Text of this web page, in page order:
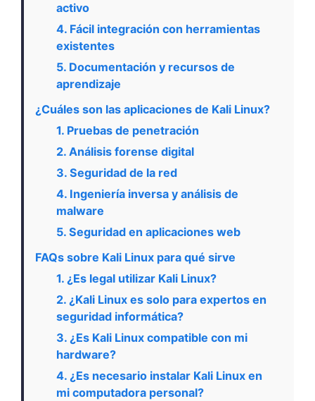
activo
4. Fácil integración con herramientas
existentes
5. Documentación y recursos de
aprendizaje
¿Cuáles son las aplicaciones de Kali Linux?
1. Pruebas de penetración
2. Análisis forense digital
3. Seguridad de la red
4. Ingeniería inversa y análisis de
malware
5. Seguridad en aplicaciones web
FAQs sobre Kali Linux para qué sirve
1. ¿Es legal utilizar Kali Linux?
2. ¿Kali Linux es solo para expertos en
seguridad informática?
3. ¿Es Kali Linux compatible con mi
hardware?
4. ¿Es necesario instalar Kali Linux en
mi computadora personal?